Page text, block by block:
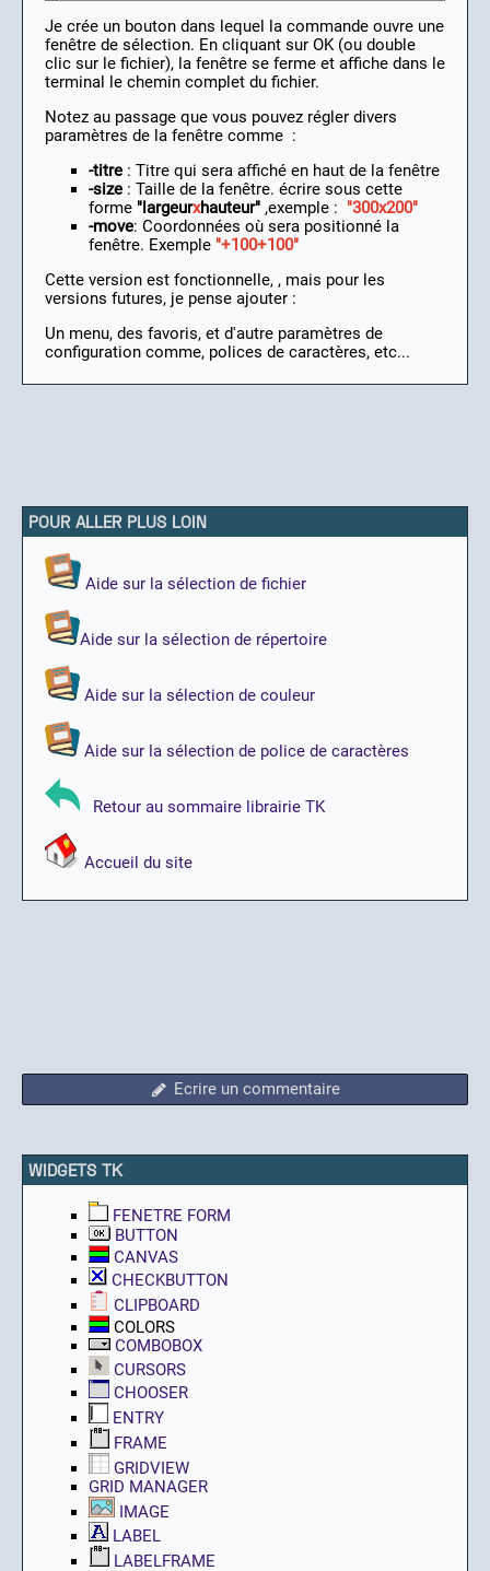
Je crée un bouton dans lequel la commande ouvre une
fenêtre de sélection. En cliquant sur OK (ou double
clic sur le fichier), la fenêtre se ferme et affiche dans le
terminal le chemin complet du fichier.
Notez au passage que vous pouvez régler divers
paramètres de la fenêtre comme :
-titre : Titre qui sera affiché en haut de la fenêtre
-size : Taille de la fenêtre. écrire sous cette
forme "largeurxhauteur" ,exemple : "300x200"
-move: Coordonnées où sera positionné la
fenêtre. Exemple "+100+100"
Cette version est fonctionnelle, , mais pour les
versions futures, je pense ajouter :
Un menu, des favoris, et d'autre paramètres de
configuration comme, polices de caractères, etc...
POUR ALLER PLUS LOIN
Aide sur la sélection de fichier
Aide sur la sélection de répertoire
Aide sur la sélection de couleur
Aide sur la sélection de police de caractères
Retour au sommaire librairie TK
Accueil du site
Ecrire un commentaire
WIDGETS TK
FENETRE FORM
BUTTON
CANVAS
CHECKBUTTON
CLIPBOARD
COLORS
COMBOBOX
CURSORS
CHOOSER
ENTRY
FRAME
GRIDVIEW
GRID MANAGER
IMAGE
LABEL
LABELFRAME